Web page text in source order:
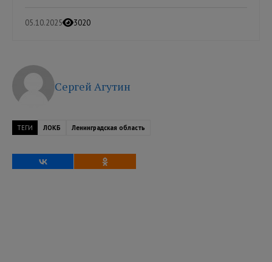
05.10.2025 3020
Сергей Агутин
ТЕГИ ЛОКБ Ленинградская область